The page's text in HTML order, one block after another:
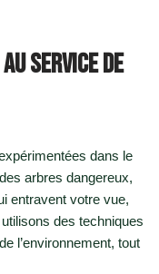
service de
dans le
arbres dangereux,
entravent votre vue,
des techniques
l’environnement, tout